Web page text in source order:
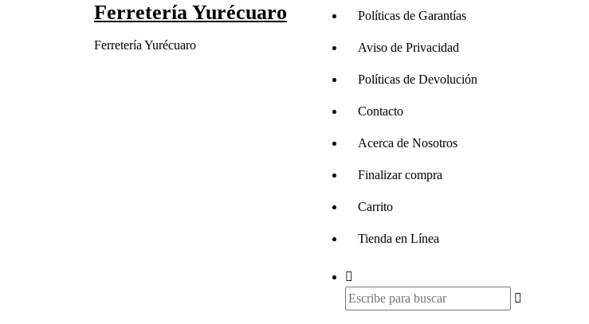
Ferretería Yurécuaro
Ferretería Yurécuaro
Políticas de Garantías
Aviso de Privacidad
Políticas de Devolución
Contacto
Acerca de Nosotros
Finalizar compra
Carrito
Tienda en Línea
Buscar: